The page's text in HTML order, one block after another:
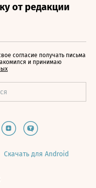
согласие получать письма
и принимаю
Скачать для Android